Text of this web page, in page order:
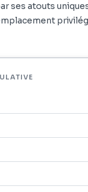
ses atouts
plages, facilitant
et au bien-être.
à la maison
propice à la
cette occasion
(maison
vous charmer par